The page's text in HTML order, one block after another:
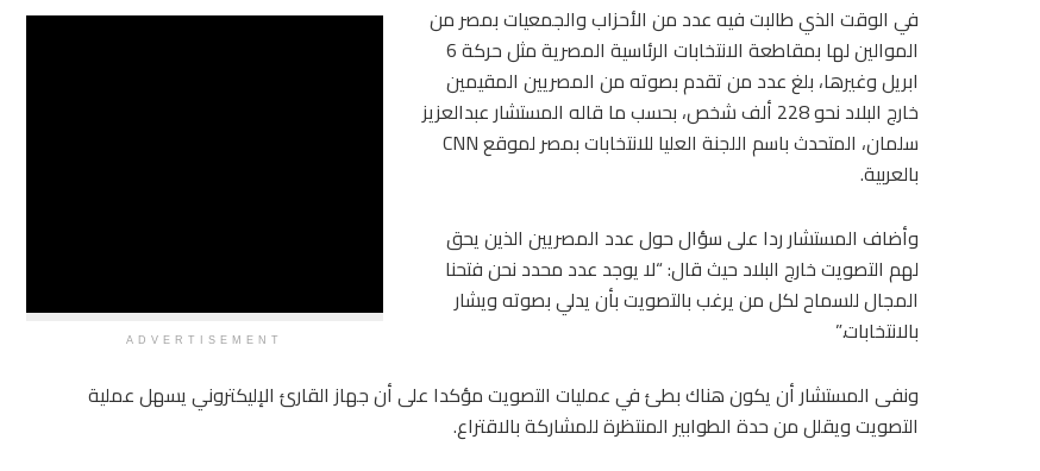
ADVERTISEMENT
في الوقت الذي طالبت فيه عدد من الأحزاب والجمعيات بمصر من
الموالين لها بمقاطعة الانتخابات الرئاسية المصرية مثل حركة 6
ابريل وغيرها، بلغ عدد من تقدم بصوته من المصريين المقيمين
خارج البلاد نحو 228 ألف شخص، بحسب ما قاله المستشار عبدالعزيز
سلمان، المتحدث باسم اللجنة العليا للانتخابات بمصر لموقعCNN
بالعربية.
وأضاف المستشار ردا على سؤال حول عدد المصريين الذين يحق
لهم التصويت خارج البلاد حيث قال: “لا يوجد عدد محدد نحن فتحنا
المجال للسماح لكل من يرغب بالتصويت بأن يدلي بصوته ويشار
بالانتخابات.”
ونفى المستشار أن يكون هناك بطئ في عمليات التصويت مؤكدا على أن جهاز القارئ الإليكتروني يسهل عملية
التصويت ويقلل من حدة الطوابير المنتظرة للمشاركة بالاقتراع.